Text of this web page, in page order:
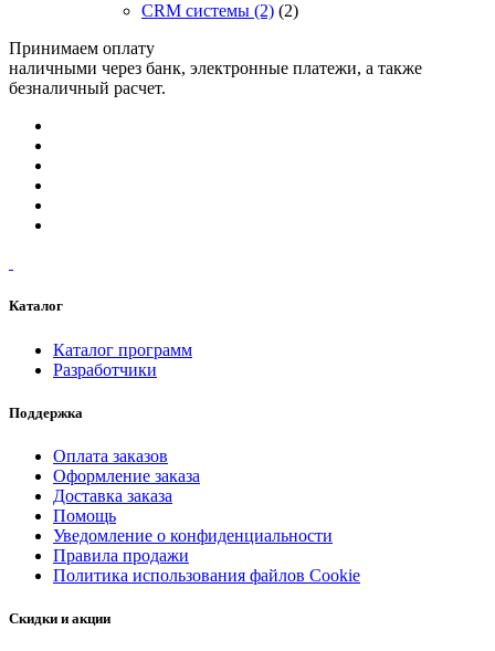
CRM системы (2) (2)
Принимаем оплату
наличными через банк, электронные платежи, а также
безналичный расчет.
Каталог
Каталог программ
Разработчики
Поддержка
Оплата заказов
Оформление заказа
Доставка заказа
Помощь
Уведомление о конфиденциальности
Правила продажи
Политика использования файлов Cookie
Скидки и акции